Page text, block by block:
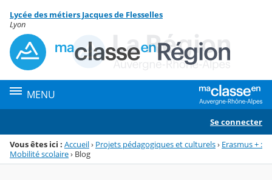
Menu de la rubrique
Contenu
Lycée des métiers Jacques de Flesselles
Lyon
MENU
Se connecter
Vous êtes ici : Accueil› Projets pédagogiques et culturels› Erasmus + :
Mobilité scolaire› Blog